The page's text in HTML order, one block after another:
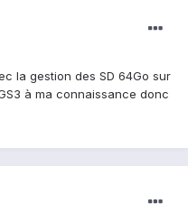
la gestion des SD 64Go sur
à ma connaissance donc